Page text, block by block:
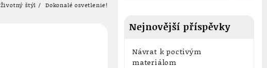
Životný štýl Dokonalé osvetlenie!
Nejnovější příspěvky
Návrat k poctivým
materiálom